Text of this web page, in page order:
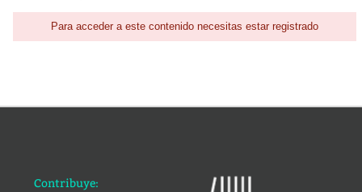
Para acceder a este contenido necesitas estar registrado
Contribuye: